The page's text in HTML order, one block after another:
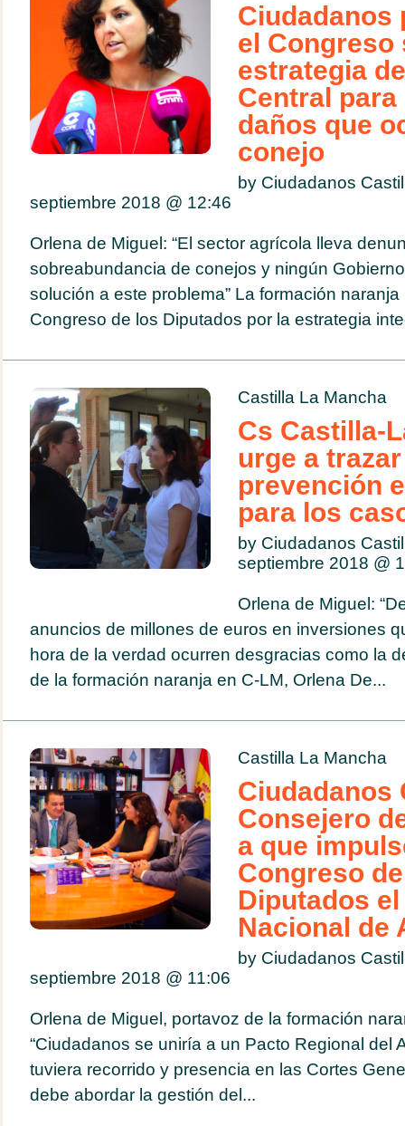
Ciudadanos
el Congreso
estrategia
Central
daños que
conejo
by Ciudadanos
septiembre 2018 @ 12:46
Orlena de Miguel: “El sector agrícola lleva
sobreabundancia de conejos y ningún
solución a este problema” La formación
Congreso de los Diputados por la estrategia
Castilla La Mancha
Cs Castilla-
urge a
prevención
para los
by Ciudadanos
septiembre 2018 @
Orlena de Miguel:
anuncios de millones de euros en inversiones
hora de la verdad ocurren desgracias como la
de la formación naranja en C-LM, Orlena De...
Castilla La Mancha
Ciudadanos
Consejero
a que
Congreso
Diputados
Nacional de
by Ciudadanos
septiembre 2018 @ 11:06
Orlena de Miguel, portavoz de la formación
“Ciudadanos se uniría a un Pacto Regional del
tuviera recorrido y presencia en las Cortes
debe abordar la gestión del...